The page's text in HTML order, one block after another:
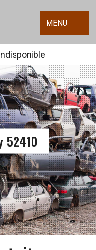
MENU
52410